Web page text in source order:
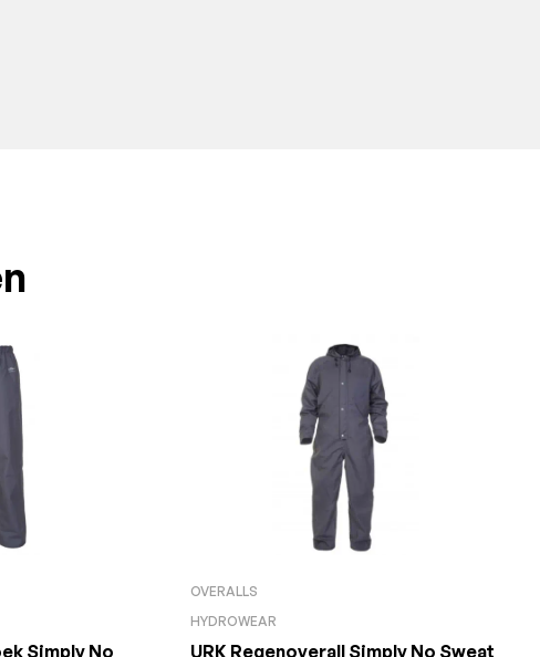
Simply No
OVERALLS
HYDROWEAR
URK Regenoverall Simply No Sweat